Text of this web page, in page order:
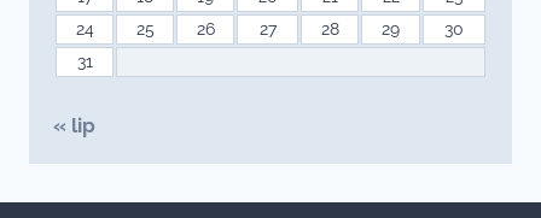
24
25 26 27 28 29
30
31
« lip